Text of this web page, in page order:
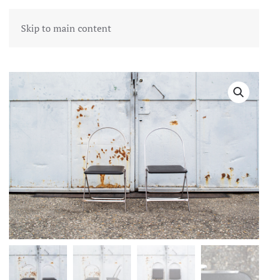
Skip to main content